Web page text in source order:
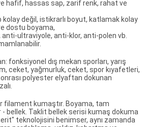
hafif, hassas sap, zarif renk, rahat ve
kolay değil, istikrarlı boyut, katlamak kolay
dostu boyama,
ultraviyole, anti-klor, anti-polen vb.
fonksiyonel dış mekan sporları, yarış
ceket, yağmurluk, ceket, spor kıyafetleri,
polyester elyaftan dokunan
filament kumaştır. Boyama, tam
bellek. Taklit bellek serisi kumaş dokuma
teknolojisini benimser, aynı zamanda